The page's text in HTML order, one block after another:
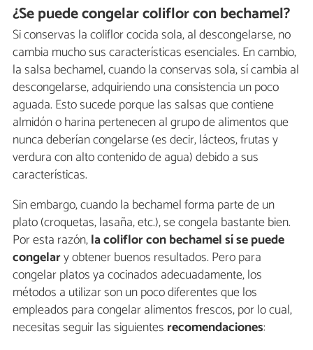
¿Se puede congelar coliflor con bechamel?
Si conservas la coliflor cocida sola, al descongelarse, no
cambia mucho sus características esenciales. En cambio,
la salsa bechamel, cuando la conservas sola, sí cambia al
descongelarse, adquiriendo una consistencia un poco
aguada. Esto sucede porque las salsas que contiene
almidón o harina pertenecen al grupo de alimentos que
nunca deberían congelarse (es decir, lácteos, frutas y
verdura con alto contenido de agua) debido a sus
características.
Sin embargo, cuando la bechamel forma parte de un
plato (croquetas, lasaña, etc.), se congela bastante bien.
Por esta razón,la coliflor con bechamel sí se puede
congelary obtener buenos resultados. Pero para
congelar platos ya cocinados adecuadamente, los
métodos a utilizar son un poco diferentes que los
empleados para congelar alimentos frescos, por lo cual,
necesitas seguir las siguientes recomendaciones: